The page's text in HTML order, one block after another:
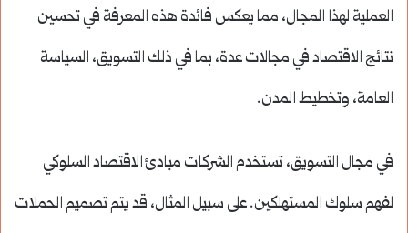
العملية لهذا المجال، مما يعكس فائدة هذه المعرفة في تحسين
نتائج الاقتصاد في مجالات عدة، بما في ذلك التسويق، السياسة
العامة، وتخطيط المدن.
في مجال التسويق، تستخدم الشركات مبادئ الاقتصاد السلوكي
لفهم سلوك المستهلكين. على سبيل المثال، قد يتم تصميم الحملات